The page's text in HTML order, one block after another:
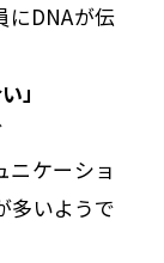
にDNAが伝
」
ニケーショ
多いようで